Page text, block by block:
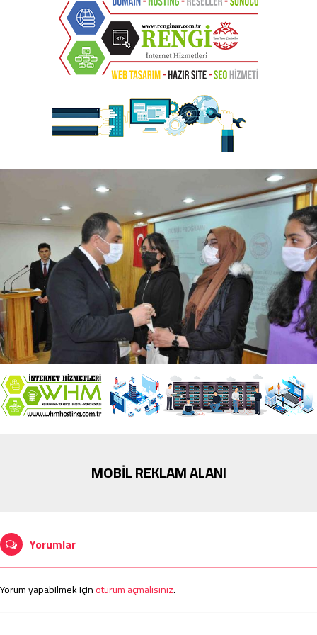
MOBİL REKLAM ALANI
Yorumlar
Yorum yapabilmek içinoturum açmalısınız.